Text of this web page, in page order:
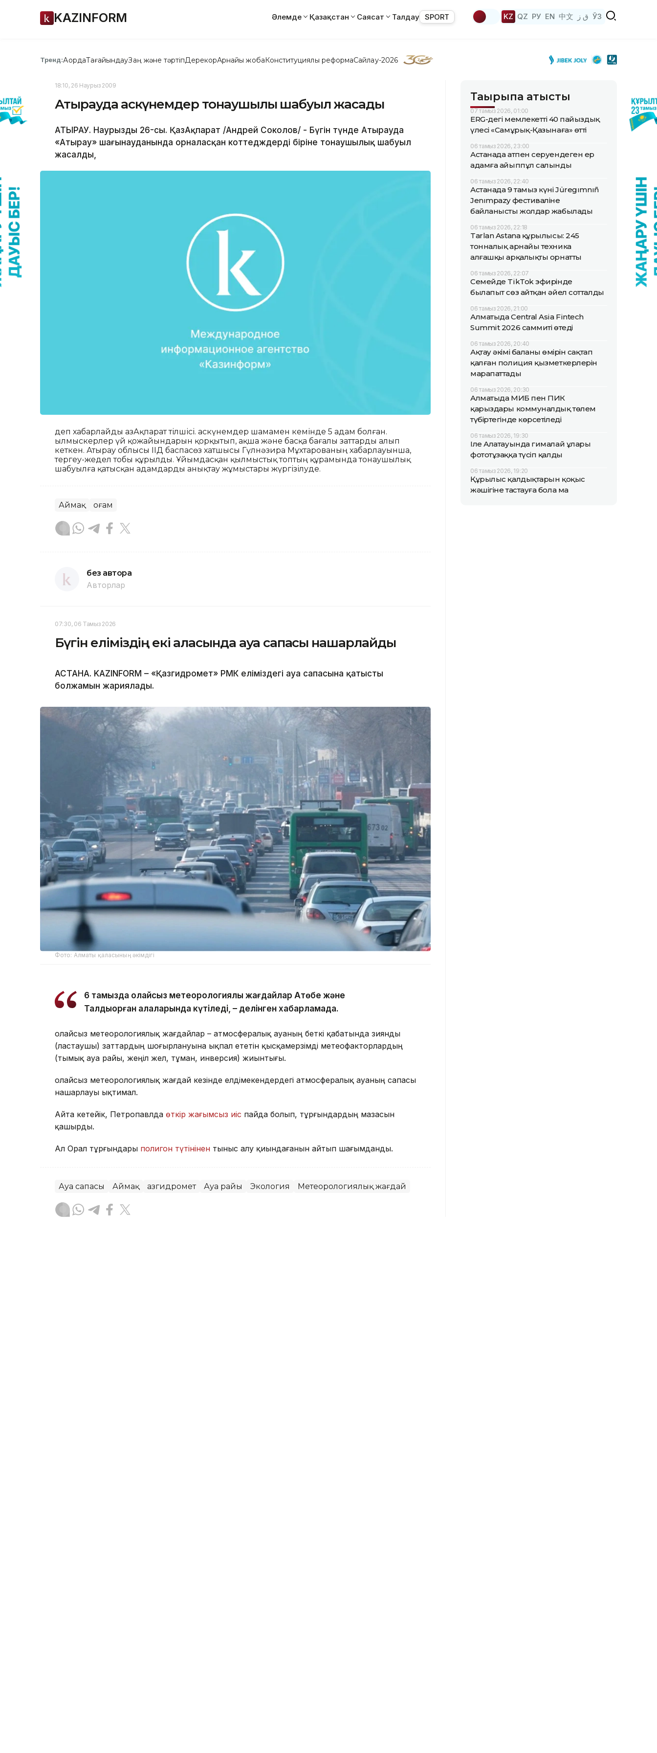
KAZINFORM Әлемде Қазақстан Саясат Талдау SPORT KZ QZ РУ EN 中文 ق ز ЎЗ
Тренд:АқордаТағайындауЗаң және тәртіпДерекқорАрнайы жобаКонституциялық реформаСайлау-2026
18:10, 26 Наурыз 2009
Атырауда қаскүнемдер тонаушылық шабуыл жасады
АТЫРАУ. Наурыздың 26-сы. ҚазАқпарат /Андрей Соколов/ - Бүгін түнде Атырауда
«Атырау» шағынауданында орналасқан коттедждердің біріне тонаушылық шабуыл
жасалды,
деп хабарлайды ҚазАқпарат тілшісі. Қаскүнемдер шамамен кемінде 5 адам болған.
Қылмыскерлер үй қожайындарын қорқытып, ақша және басқа бағалы заттарды алып
кеткен. Атырау облысы ІІД баспасөз хатшысы Гүлнәзира Мұхтарованың хабарлауынша,
тергеу-жедел тобы құрылды. Ұйымдасқан қылмыстық топтың құрамында тонаушылық
шабуылға қатысқан адамдарды анықтау жұмыстары жүргізілуде.
Аймақ Қоғам
без автора
Авторлар
07:30, 06 Тамыз 2026
Бүгін еліміздің екі қаласында ауа сапасы нашарлайды
АСТАНА. KAZINFORM – «Қазгидромет» РМК еліміздегі ауа сапасына қатысты
болжамын жариялады.
Фото: Алматы қаласының әкімдігі
6 тамызда қолайсыз метеорологиялық жағдайлар Ақтөбе және
Талдықорған қалаларында күтіледі, – делінген хабарламада.
Қолайсыз метеорологиялық жағдайлар – атмосфералық ауаның беткі қабатында зиянды
(ластаушы) заттардың шоғырлануына ықпал ететін қысқамерзімді метеофакторлардың
(тымық ауа райы, жеңіл жел, тұман, инверсия) жиынтығы.
Қолайсыз метеорологиялық жағдай кезінде елдімекендердегі атмосфералық ауаның сапасы
нашарлауы ықтимал.
Айта кетейік, Петропавлда өткір жағымсыз иіс пайда болып, тұрғындардың мазасын
қашырды.
Ал Орал тұрғындары полигон түтінінен тыныс алу қиындағанын айтып шағымданды.
Ауа сапасы Аймақ Қазгидромет Ауа райы Экология Метеорологиялық жағдай
Тақырыпқа қатысты
07 тамыз 2026, 01:00
ERG-дегі мемлекеттің 40 пайыздық
үлесі «Самұрық-Қазынаға» өтті
06 тамыз 2026, 23:00
Астанада атпен серуендеген ер
адамға айыппұл салынды
06 тамыз 2026, 22:40
Астанада 9 тамыз күні Jüregımnıñ
Jenımpazy фестиваліне
байланысты жолдар жабылады
06 тамыз 2026, 22:18
Tarlan Astana құрылысы: 245
тонналық арнайы техника
алғашқы арқалықты орнатты
06 тамыз 2026, 22:07
Семейде TikTok эфирінде
былапыт сөз айтқан әйел сотталды
06 тамыз 2026, 21:00
Алматыда Central Asia Fintech
Summit 2026 саммиті өтеді
06 тамыз 2026, 20:40
Ақтау әкімі баланың өмірін сақтап
қалған полиция қызметкерлерін
марапаттады
06 тамыз 2026, 20:30
Алматыда МИБ пен ПИК
қарыздары коммуналдық төлем
түбіртегінде көрсетіледі
06 тамыз 2026, 19:30
Іле Алатауында гималай ұлары
фототұзаққа түсіп қалды
06 тамыз 2026, 19:20
Құрылыс қалдықтарын қоқыс
жәшігіне тастауға бола ма